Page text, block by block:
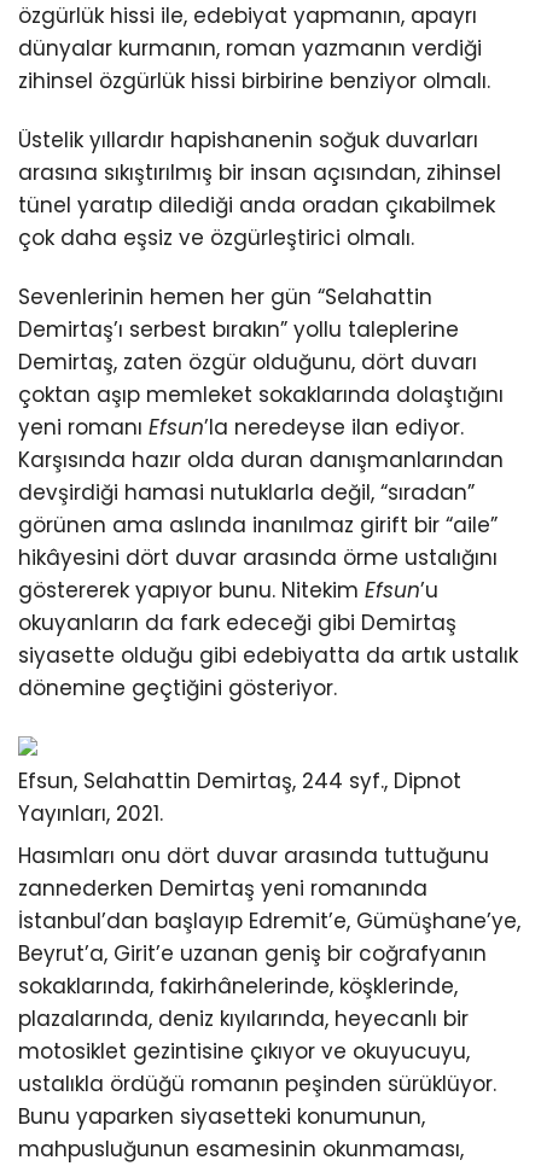
özgürlük hissi ile, edebiyat yapmanın, apayrı
dünyalar kurmanın, roman yazmanın verdiği
zihinsel özgürlük hissi birbirine benziyor olmalı.
Üstelik yıllardır hapishanenin soğuk duvarları
arasına sıkıştırılmış bir insan açısından, zihinsel
tünel yaratıp dilediği anda oradan çıkabilmek
çok daha eşsiz ve özgürleştirici olmalı.
Sevenlerinin hemen her gün “Selahattin
Demirtaş’ı serbest bırakın” yollu taleplerine
Demirtaş, zaten özgür olduğunu, dört duvarı
çoktan aşıp memleket sokaklarında dolaştığını
yeni romanı Efsun’la neredeyse ilan ediyor.
Karşısında hazır olda duran danışmanlarından
devşirdiği hamasi nutuklarla değil, “sıradan”
görünen ama aslında inanılmaz girift bir “aile”
hikâyesini dört duvar arasında örme ustalığını
göstererek yapıyor bunu. Nitekim Efsun’u
okuyanların da fark edeceği gibi Demirtaş
siyasette olduğu gibi edebiyatta da artık ustalık
dönemine geçtiğini gösteriyor.
Efsun, Selahattin Demirtaş, 244 syf., Dipnot
Yayınları, 2021.
Hasımları onu dört duvar arasında tuttuğunu
zannederken Demirtaş yeni romanında
İstanbul’dan başlayıp Edremit’e, Gümüşhane’ye,
Beyrut’a, Girit’e uzanan geniş bir coğrafyanın
sokaklarında, fakirhânelerinde, köşklerinde,
plazalarında, deniz kıyılarında, heyecanlı bir
motosiklet gezintisine çıkıyor ve okuyucuyu,
ustalıkla ördüğü romanın peşinden sürüklüyor.
Bunu yaparken siyasetteki konumunun,
mahpusluğunun esamesinin okunmaması,